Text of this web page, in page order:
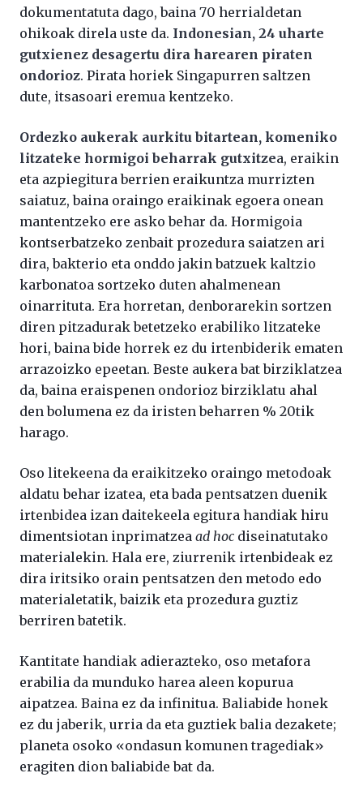
dokumentatuta dago, baina 70 herrialdetan
ohikoak direla uste da. Indonesian, 24 uharte
gutxienez desagertu dira harearen piraten
ondorioz. Pirata horiek Singapurren saltzen
dute, itsasoari eremua kentzeko.
Ordezko aukerak aurkitu bitartean, komeniko
litzateke hormigoi beharrak gutxitzea, eraikin
eta azpiegitura berrien eraikuntza murrizten
saiatuz, baina oraingo eraikinak egoera onean
mantentzeko ere asko behar da. Hormigoia
kontserbatzeko zenbait prozedura saiatzen ari
dira, bakterio eta onddo jakin batzuek kaltzio
karbonatoa sortzeko duten ahalmenean
oinarrituta. Era horretan, denborarekin sortzen
diren pitzadurak betetzeko erabiliko litzateke
hori, baina bide horrek ez du irtenbiderik ematen
arrazoizko epeetan. Beste aukera bat birziklatzea
da, baina eraispenen ondorioz birziklatu ahal
den bolumena ez da iristen beharren % 20tik
harago.
Oso litekeena da eraikitzeko oraingo metodoak
aldatu behar izatea, eta bada pentsatzen duenik
irtenbidea izan daitekeela egitura handiak hiru
dimentsiotan inprimatzea ad hoc diseinatutako
materialekin. Hala ere, ziurrenik irtenbideak ez
dira iritsiko orain pentsatzen den metodo edo
materialetatik, baizik eta prozedura guztiz
berriren batetik.
Kantitate handiak adierazteko, oso metafora
erabilia da munduko harea aleen kopurua
aipatzea. Baina ez da infinitua. Baliabide honek
ez du jaberik, urria da eta guztiek balia dezakete;
planeta osoko «ondasun komunen tragediak»
eragiten dion baliabide bat da.